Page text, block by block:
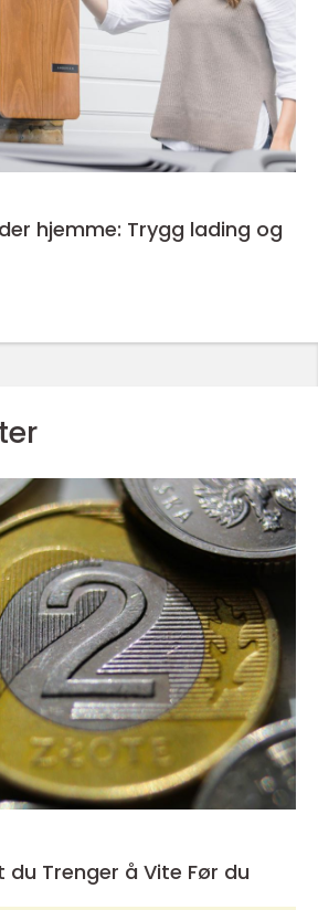
hjemme: Trygg lading og
du Trenger å Vite Før du